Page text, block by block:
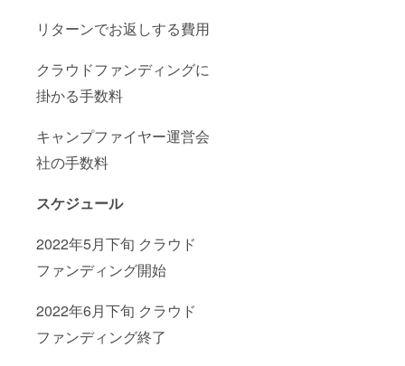
リターンでお返しする費用
クラウドファンディングに
掛かる手数料
キャンプファイヤー運営会
社の手数料
スケジュール
2022年5月下旬 クラウド
ファンディング開始
2022年6月下旬 クラウド
ファンディング終了